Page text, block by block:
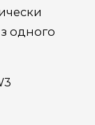
одного